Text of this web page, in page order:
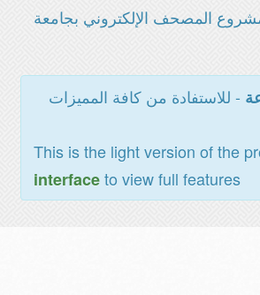
المصحف الإلكتروني بجامعة
- للاستفادة من كافة المميزات
This is the light version of the
interfaceto view full features